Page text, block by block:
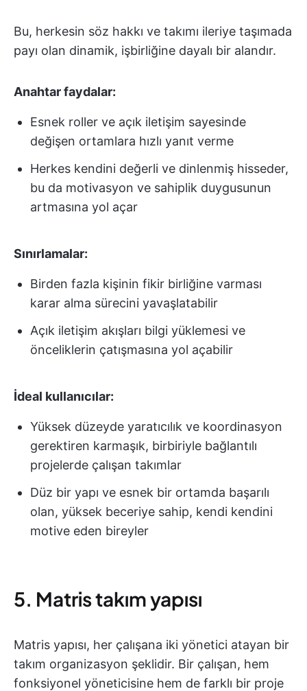
Bu, herkesin söz hakkı ve takımı ileriye taşımada
payı olan dinamik, işbirliğine dayalı bir alandır.
Anahtar faydalar:
Esnek roller ve açık iletişim sayesinde
değişen ortamlara hızlı yanıt verme
Herkes kendini değerli ve dinlenmiş hisseder,
bu da motivasyon ve sahiplik duygusunun
artmasına yol açar
Sınırlamalar:
Birden fazla kişinin fikir birliğine varması
karar alma sürecini yavaşlatabilir
Açık iletişim akışları bilgi yüklemesi ve
önceliklerin çatışmasına yol açabilir
İdeal kullanıcılar:
Yüksek düzeyde yaratıcılık ve koordinasyon
gerektiren karmaşık, birbiriyle bağlantılı
projelerde çalışan takımlar
Düz bir yapı ve esnek bir ortamda başarılı
olan, yüksek beceriye sahip, kendi kendini
motive eden bireyler
5. Matris takım yapısı
Matris yapısı, her çalışana iki yönetici atayan bir
takım organizasyon şeklidir. Bir çalışan, hem
fonksiyonel yöneticisine hem de farklı bir proje